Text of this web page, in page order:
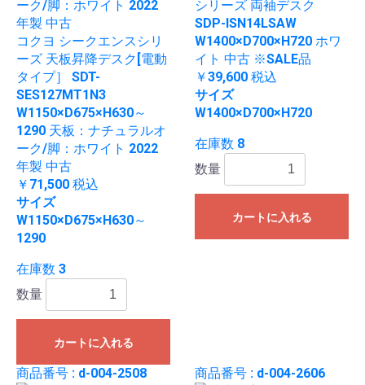
コクヨ シークエンスシリ
ーズ 天板昇降デスク[電動
タイプ］ SDT-
SES127MT1N3
W1150×D675×H630～
1290 天板：ナチュラルオ
ーク/脚：ホワイト 2022
年製 中古
￥71,500 税込
サイズ
W1150×D675×H630～
1290
在庫数 3
数量
カートに入れる
シリーズ 両袖デスク
SDP-ISN14LSAW
W1400×D700×H720 ホワ
イト 中古 ※SALE品
￥39,600 税込
サイズ
W1400×D700×H720
在庫数 8
数量
カートに入れる
商品番号 : d-004-2508 商品番号 : d-004-2606